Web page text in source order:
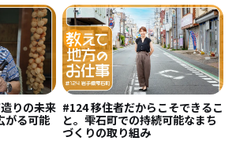
りの未来
がる可能
#124 移住者だからこそできるこ
と。雫石町での持続可能なまち
づくりの取り組み